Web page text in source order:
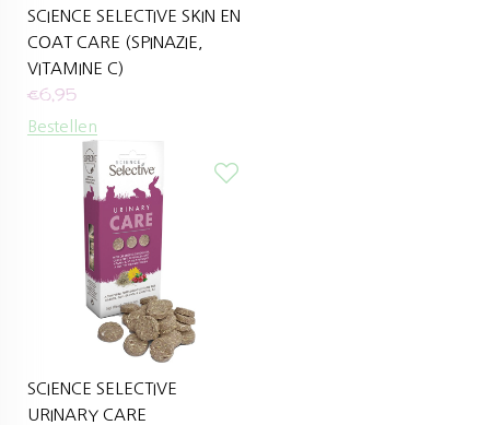
SCIENCE SELECTIVE SKIN EN
COAT CARE (SPINAZIE,
VITAMINE C)
€6,95
Bestellen
SCIENCE SELECTIVE
URINARY CARE